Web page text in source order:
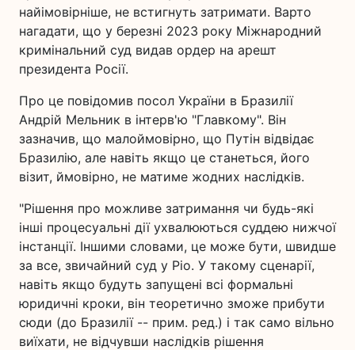
найімовірніше, не встигнуть затримати. Варто
нагадати, що у березні 2023 року Міжнародний
кримінальний суд видав ордер на арешт
президента Росії.
Про це повідомив посол України в Бразилії
Андрій Мельник в інтерв'ю "Главкому". Він
зазначив, що малоймовірно, що Путін відвідає
Бразилію, але навіть якщо це станеться, його
візит, ймовірно, не матиме жодних наслідків.
"Рішення про можливе затримання чи будь-які
інші процесуальні дії ухвалюються суддею нижчої
інстанції. Іншими словами, це може бути, швидше
за все, звичайний суд у Ріо. У такому сценарії,
навіть якщо будуть запущені всі формальні
юридичні кроки, він теоретично зможе прибути
сюди (до Бразилії -- прим. ред.) і так само вільно
виїхати, не відчувши наслідків рішення